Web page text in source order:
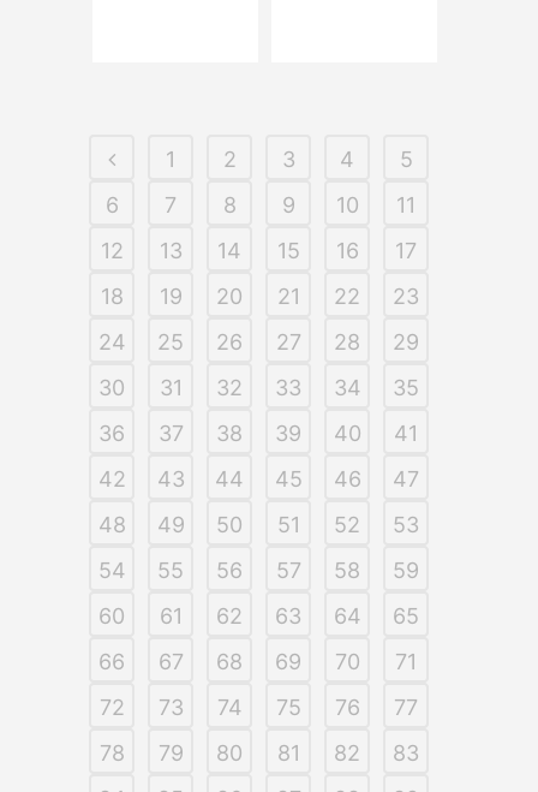
1 2 3 4
5
6
7 8 9 10
11
12
13 14 15 16
17
18
19 20 21 22
23
24
25 26 27 28
29
30
31 32 33 34
35
36
37 38 39 40
41
42
43 44 45 46
47
48
49 50 51 52
53
54
55 56 57 58
59
60
61 62 63 64
65
66
67 68 69 70
71
72
73 74 75 76
77
78
79 80 81 82
83